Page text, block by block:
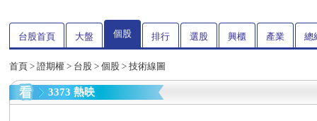
台股首頁 大盤 個股 排行 選股 興櫃 產業 總
首頁 > 證期權 > 台股 > 個股 > 技術線圖
3373 熱映